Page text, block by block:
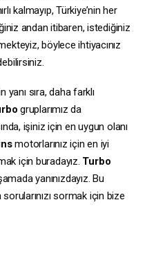
kalmayıp, Türkiye’nin her
andan itibaren, istediğiniz
böylece ihtiyacınız
yanı sıra, daha farklı
gruplarımız da
işiniz için en uygun olanı
motorlarınız için en iyi
için buradayız. Turbo
yanınızdayız. Bu
sormak için bize